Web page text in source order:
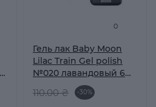
0
Гель лак Baby Moon
Lilac Train Gel polish
№020 лавандовый 6
110.00 ₴ -30%